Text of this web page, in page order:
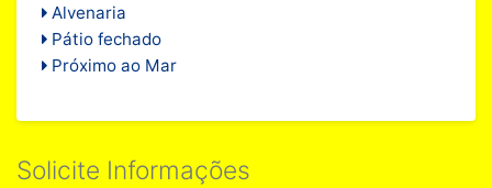
Alvenaria
Pátio fechado
Próximo ao Mar
Solicite Informações